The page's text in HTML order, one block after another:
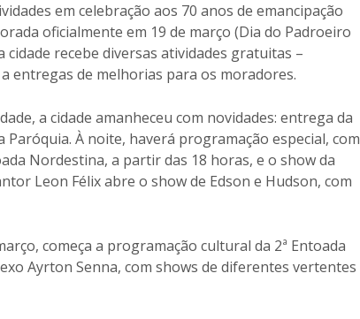
em celebração aos 70 anos de emancipação
oficialmente em 19 de março (Dia do Padroeiro
cidade recebe diversas atividades gratuitas –
entregas de melhorias para os moradores.
a cidade amanheceu com novidades: entrega da
Paróquia. À noite, haverá programação especial, com
Nordestina, a partir das 18 horas, e o show da
Leon Félix abre o show de Edson e Hudson, com
começa a programação cultural da 2ª Entoada
Ayrton Senna, com shows de diferentes vertentes